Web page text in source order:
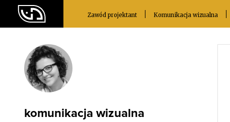
Zawód projektant Komunikacja wizualna
komunikacja wizualna